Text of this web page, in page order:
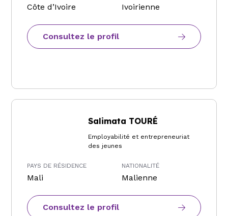
Côte d’Ivoire Ivoirienne
Consultez le profil
Salimata TOURÉ
Employabilité et entrepreneuriat
des jeunes
PAYS DE RÉSIDENCE
Mali
NATIONALITÉ
Malienne
Consultez le profil